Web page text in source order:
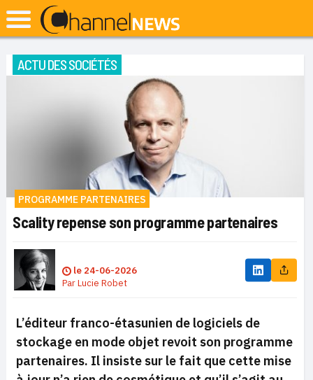
ACTU DES SOCIÉTÉS
PROGRAMME PARTENAIRES
Scality repense son programme partenaires
le 24-06-2026
ParLucie Robet
L’éditeur franco-étasunien de logiciels de
stockage en mode objet revoit son programme
partenaires. Il insiste sur le fait que cette mise